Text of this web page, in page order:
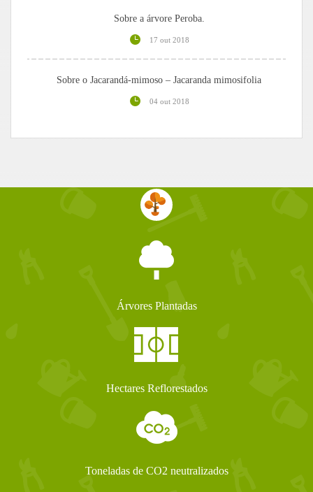
Sobre a árvore Peroba.
17 out 2018
Sobre o Jacarandá-mimoso – Jacaranda mimosifolia
04 out 2018
Árvores Plantadas
Hectares Reflorestados
Toneladas de CO2 neutralizados